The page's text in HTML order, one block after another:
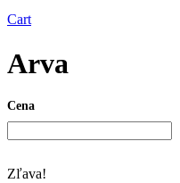
Cart
Arva
Cena
Zľava!